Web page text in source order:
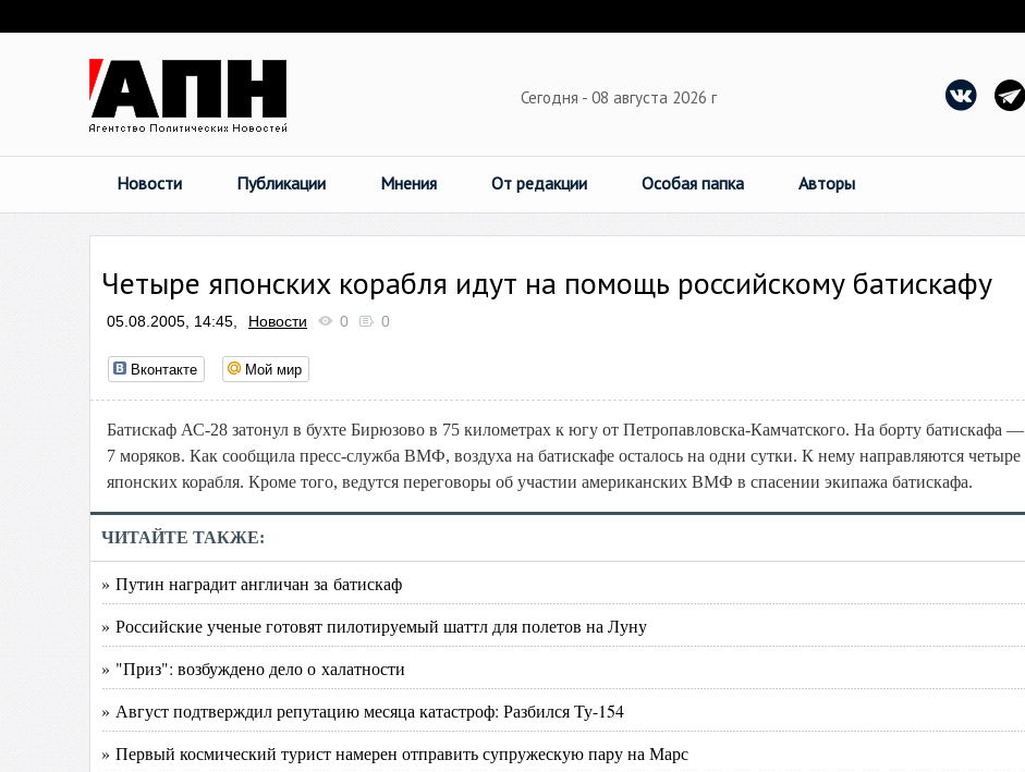
Сегодня - 08 августа 2026 г
Новости Публикации Мнения От редакции Особая папка Авторы
Четыре японских корабля идут на помощь российскому батискафу
05.08.2005, 14:45, Новости 0 0
Вконтакте Мой мир
Батискаф АС-28 затонул в бухте Бирюзово в 75 километрах к югу от Петропавловска-Камчатского. На борту батискафа —
7 моряков. Как сообщила пресс-служба ВМФ, воздуха на батискафе осталось на одни сутки. К нему направляются четыре
японских корабля. Кроме того, ведутся переговоры об участии американских ВМФ в спасении экипажа батискафа.
ЧИТАЙТЕ ТАКЖЕ:
» Путин наградит англичан за батискаф
» Российские ученые готовят пилотируемый шаттл для полетов на Луну
» "Приз": возбуждено дело о халатности
» Август подтверждил репутацию месяца катастроф: Разбился Ту-154
» Первый космический турист намерен отправить супружескую пару на Марс